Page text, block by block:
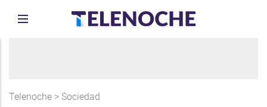
Telenoche > Sociedad